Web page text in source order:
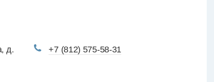
д.
+7 (812) 575-58-31